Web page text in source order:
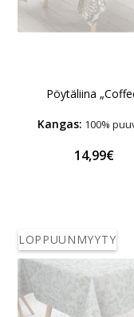
Pöytäliina
Kangas: 100%
14,99€
LOPPUUNMYYTY